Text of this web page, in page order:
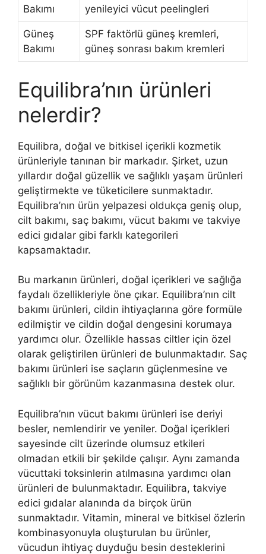
Bakımı
yenileyici vücut peelingleri
Güneş
Bakımı
SPF faktörlü güneş kremleri,
güneş sonrası bakım kremleri
Equilibra’nın ürünleri
nelerdir?
Equilibra, doğal ve bitkisel içerikli kozmetik
ürünleriyle tanınan bir markadır. Şirket, uzun
yıllardır doğal güzellik ve sağlıklı yaşam ürünleri
geliştirmekte ve tüketicilere sunmaktadır.
Equilibra’nın ürün yelpazesi oldukça geniş olup,
cilt bakımı, saç bakımı, vücut bakımı ve takviye
edici gıdalar gibi farklı kategorileri
kapsamaktadır.
Bu markanın ürünleri, doğal içerikleri ve sağlığa
faydalı özellikleriyle öne çıkar. Equilibra’nın cilt
bakımı ürünleri, cildin ihtiyaçlarına göre formüle
edilmiştir ve cildin doğal dengesini korumaya
yardımcı olur. Özellikle hassas ciltler için özel
olarak geliştirilen ürünleri de bulunmaktadır. Saç
bakımı ürünleri ise saçların güçlenmesine ve
sağlıklı bir görünüm kazanmasına destek olur.
Equilibra’nın vücut bakımı ürünleri ise deriyi
besler, nemlendirir ve yeniler. Doğal içerikleri
sayesinde cilt üzerinde olumsuz etkileri
olmadan etkili bir şekilde çalışır. Aynı zamanda
vücuttaki toksinlerin atılmasına yardımcı olan
ürünleri de bulunmaktadır. Equilibra, takviye
edici gıdalar alanında da birçok ürün
sunmaktadır. Vitamin, mineral ve bitkisel özlerin
kombinasyonuyla oluşturulan bu ürünler,
vücudun ihtiyaç duyduğu besin desteklerini